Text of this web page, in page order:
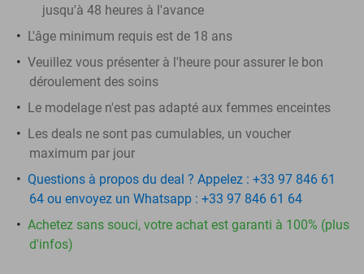
jusqu'à 48 heures à l'avance
L'âge minimum requis est de 18 ans
Veuillez vous présenter à l'heure pour assurer le bon
déroulement des soins
Le modelage n'est pas adapté aux femmes enceintes
Les deals ne sont pas cumulables, un voucher
maximum par jour
Questions à propos du deal ? Appelez : +33 97 846 61
64 ou envoyez un Whatsapp : +33 97 846 61 64
Achetez sans souci, votre achat est garanti à 100% (plus
d'infos)